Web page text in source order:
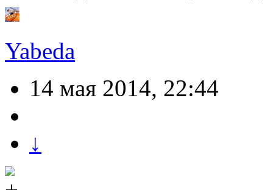
Yabeda
14 мая 2014, 22:44
↓